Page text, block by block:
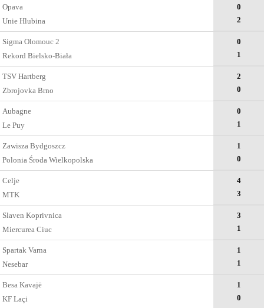
Opava
Unie Hlubina
0
2
Sigma Olomouc 2
Rekord Bielsko-Biała
0
1
TSV Hartberg
Zbrojovka Brno
2
0
Aubagne
Le Puy
0
1
Zawisza Bydgoszcz
Polonia Środa Wielkopolska
1
0
Celje
MTK
4
3
Slaven Koprivnica
Miercurea Ciuc
3
1
Spartak Varna
Nesebar
1
1
Besa Kavajë
KF Laçi
1
0